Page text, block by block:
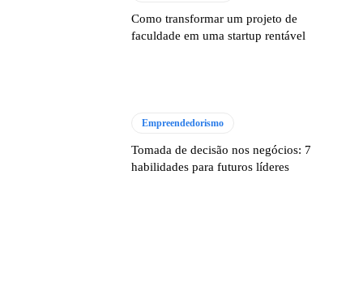
Como transformar um projeto de
faculdade em uma startup rentável
Empreendedorismo
Tomada de decisão nos negócios: 7
habilidades para futuros líderes